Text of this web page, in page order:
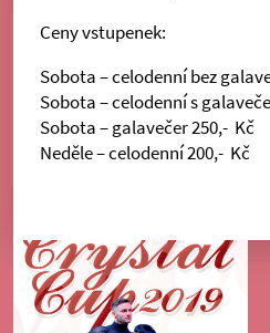
Ceny vstupenek:
Sobota – celodenní bez
Sobota – celodenní s
Sobota – galavečer 250,- Kč
Neděle – celodenní 200,- Kč